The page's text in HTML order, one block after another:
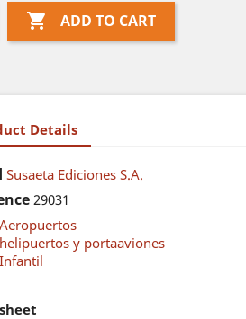
 ADD TO CART
Details
Susaeta Ediciones S.A.
29031
Aeropuertos
helipuertos y portaaviones
Infantil